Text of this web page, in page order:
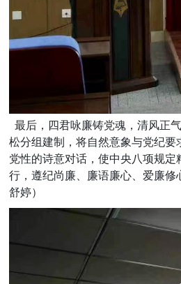
最后，四君咏廉铸党魂，清风正
松分组建制，将自然意象与党纪要
党性的诗意对话，使中央八项规定
行，遵纪尚廉、廉语廉心、爱廉修
舒婷）